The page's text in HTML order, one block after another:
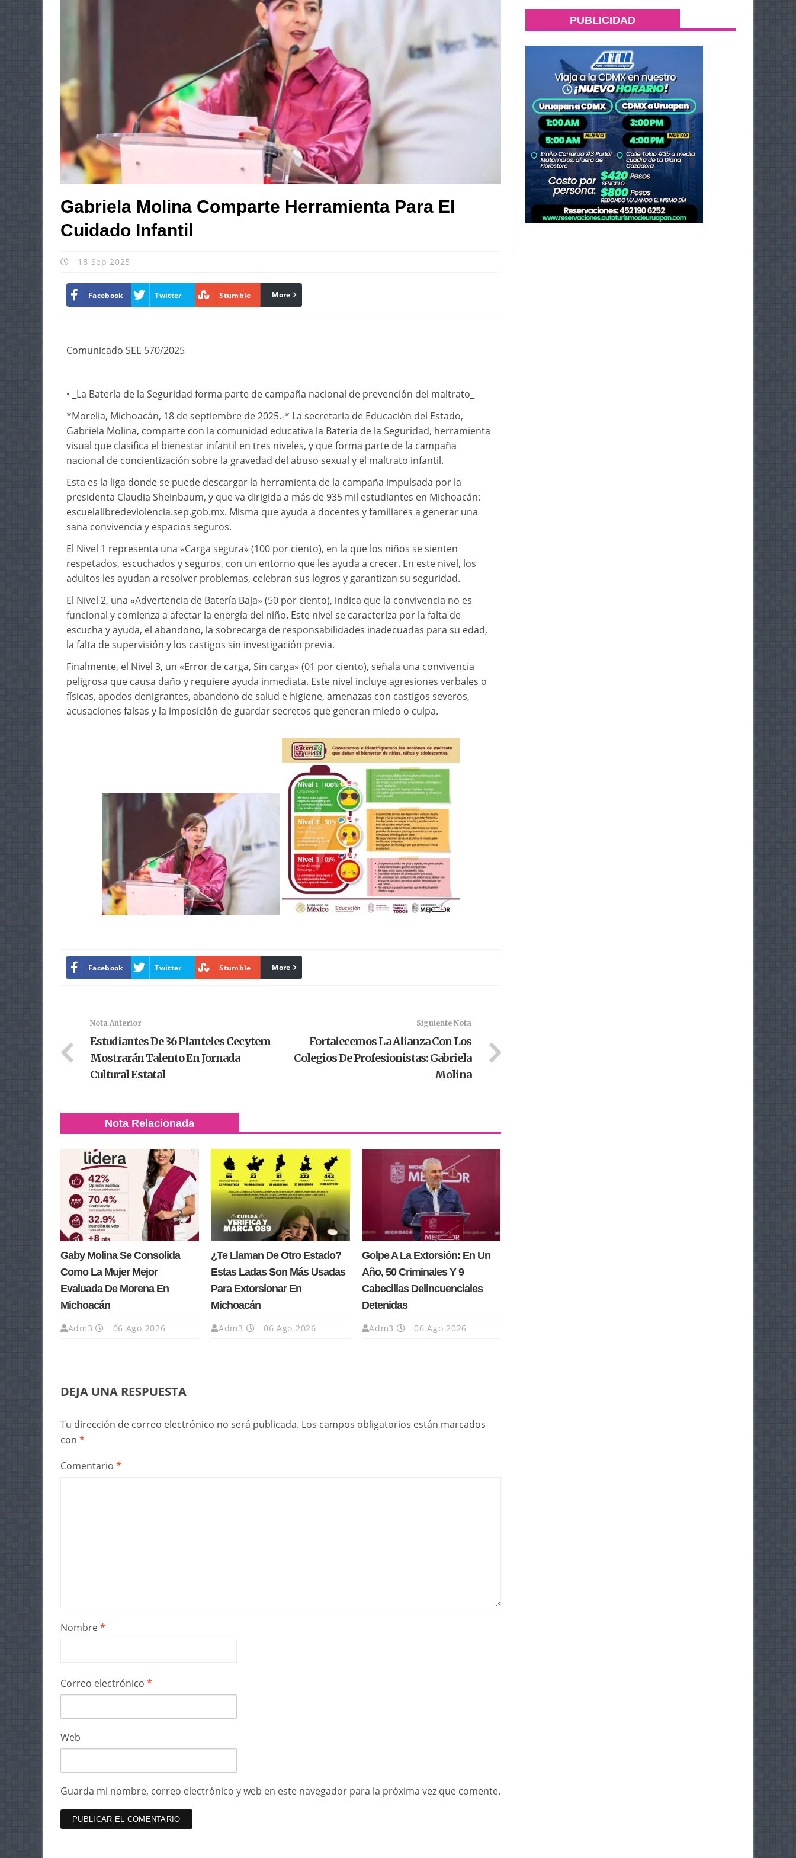
Gabriela Molina Comparte Herramienta Para El
Cuidado Infantil
18 Sep 2025
Facebook Twitter Stumble linkedin
More
Comunicado SEE 570/2025
• _La Batería de la Seguridad forma parte de campaña nacional de prevención del maltrato_
*Morelia, Michoacán, 18 de septiembre de 2025.-* La secretaria de Educación del Estado,
Gabriela Molina, comparte con la comunidad educativa la Batería de la Seguridad, herramienta
visual que clasifica el bienestar infantil en tres niveles, y que forma parte de la campaña
nacional de concientización sobre la gravedad del abuso sexual y el maltrato infantil.
Esta es la liga donde se puede descargar la herramienta de la campaña impulsada por la
presidenta Claudia Sheinbaum, y que va dirigida a más de 935 mil estudiantes en Michoacán:
escuelalibredeviolencia.sep.gob.mx. Misma que ayuda a docentes y familiares a generar una
sana convivencia y espacios seguros.
El Nivel 1 representa una «Carga segura» (100 por ciento), en la que los niños se sienten
respetados, escuchados y seguros, con un entorno que les ayuda a crecer. En este nivel, los
adultos les ayudan a resolver problemas, celebran sus logros y garantizan su seguridad.
El Nivel 2, una «Advertencia de Batería Baja» (50 por ciento), indica que la convivencia no es
funcional y comienza a afectar la energía del niño. Este nivel se caracteriza por la falta de
escucha y ayuda, el abandono, la sobrecarga de responsabilidades inadecuadas para su edad,
la falta de supervisión y los castigos sin investigación previa.
Finalmente, el Nivel 3, un «Error de carga, Sin carga» (01 por ciento), señala una convivencia
peligrosa que causa daño y requiere ayuda inmediata. Este nivel incluye agresiones verbales o
físicas, apodos denigrantes, abandono de salud e higiene, amenazas con castigos severos,
acusaciones falsas y la imposición de guardar secretos que generan miedo o culpa.
Facebook Twitter Stumble linkedin
More
Nota Anterior
Estudiantes De 36 Planteles Cecytem
Mostrarán Talento En Jornada
Cultural Estatal
Siguiente Nota
Fortalecemos La Alianza Con Los
Colegios De Profesionistas: Gabriela
Molina
Nota Relacionada
Gaby Molina Se Consolida
Como La Mujer Mejor
Evaluada De Morena En
Michoacán
Adm3 06 Ago 2026
¿Te Llaman De Otro Estado?
Estas Ladas Son Más Usadas
Para Extorsionar En
Michoacán
Adm3 06 Ago 2026
Golpe A La Extorsión: En Un
Año, 50 Criminales Y 9
Cabecillas Delincuenciales
Detenidas
Adm3 06 Ago 2026
DEJA UNA RESPUESTA
Tu dirección de correo electrónico no será publicada. Los campos obligatorios están marcados
con *
Comentario *
Nombre*
Correo electrónico *
Web
Guarda mi nombre, correo electrónico y web en este navegador para la próxima vez que comente.
PUBLICIDAD